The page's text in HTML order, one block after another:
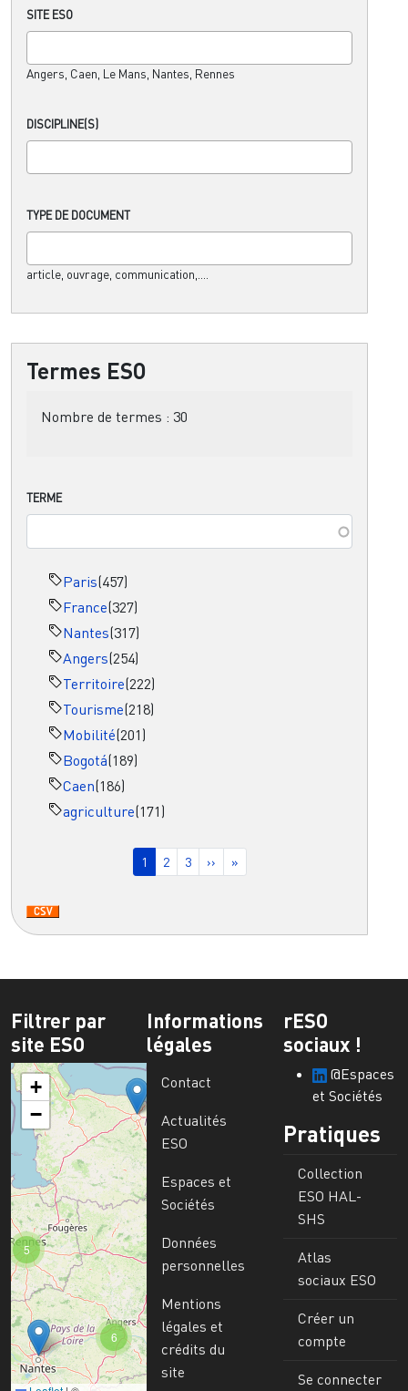
SITE ESO
Angers, Caen, Le Mans, Nantes, Rennes
DISCIPLINE(S)
TYPE DE DOCUMENT
article, ouvrage, communication,....
Termes ESO
Nombre de termes : 30
TERME
Paris(457)
France(327)
Nantes(317)
Angers(254)
Territoire(222)
Tourisme(218)
Mobilité(201)
Bogotá(189)
Caen(186)
agriculture(171)
Page courante
1 Page
2 Page
3 Page suivante
›› Dernière page
»
Filtrer par
site ESO
6
5
+
−
Informations
légales
Contact
Actualités
ESO
Espaces et
Sociétés
Données
personnelles
Mentions
légales et
crédits du
site
rESO
sociaux !
@Espaces
et Sociétés
Pratiques
Collection
ESO HAL-
SHS
Atlas
sociaux ESO
Créer un
compte
Se connecter